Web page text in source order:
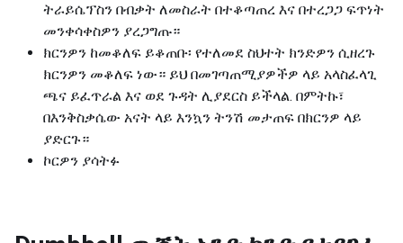
ትራይሴፕስን በብቃት ለመስራት በተቆጣጠረ እና በተረጋጋ ፍጥነት
መንቀሳቀስዎን ያረጋግጡ።
ክርንዎን ከመቆለፍ ይቆጠቡ፡ የተለመደ ስህተት ክንድዎን ሲዘረጉ
ክርንዎን መቆለፍ ነው። ይህ በመገጣጠሚያዎችዎ ላይ አላስፈላጊ
ጫና ይፈጥራል እና ወደ ጉዳት ሊያደርስ ይችላል. በምትኩ፣
በእንቅስቃሴው አናት ላይ እንኳን ትንሽ መታጠፍ በክርንዎ ላይ
ያድርጉ።
ኮርዎን ያሳትፉ